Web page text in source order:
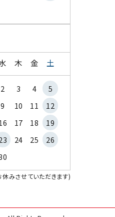
木 金 土
2 3 4
5
9 10 11
12
17 18
19
24 25
26
みさせていただきます)